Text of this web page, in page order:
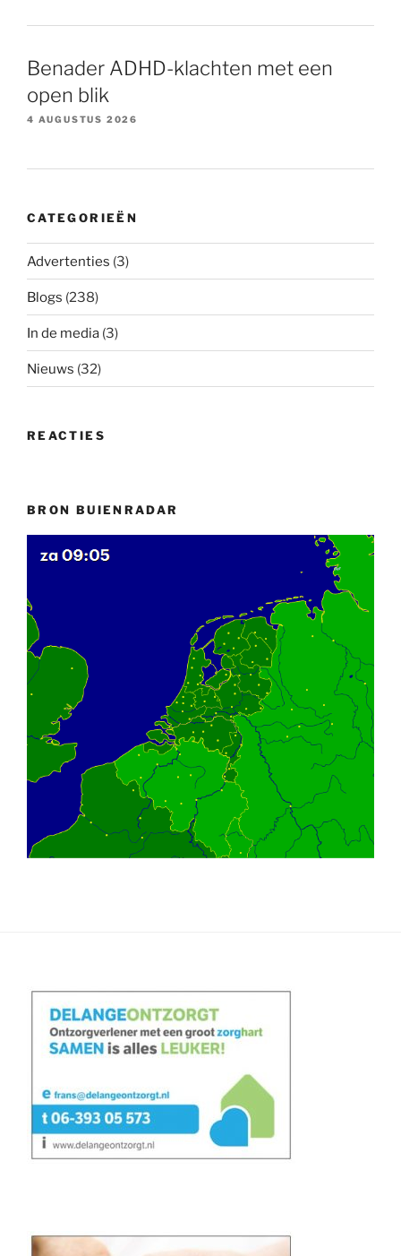
Benader ADHD-klachten met een
open blik
4 AUGUSTUS 2026
CATEGORIEËN
Advertenties (3)
Blogs (238)
In de media (3)
Nieuws (32)
REACTIES
BRON BUIENRADAR